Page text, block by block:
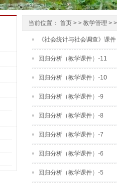
当前位置： 首页 > > 教学管理 >
《社会统计与社会调查》课件
回归分析（教学课件）-11
回归分析（教学课件）-10
回归分析（教学课件）-9
回归分析（教学课件）-8
回归分析（教学课件）-7
回归分析（教学课件）-6
回归分析（教学课件）-5